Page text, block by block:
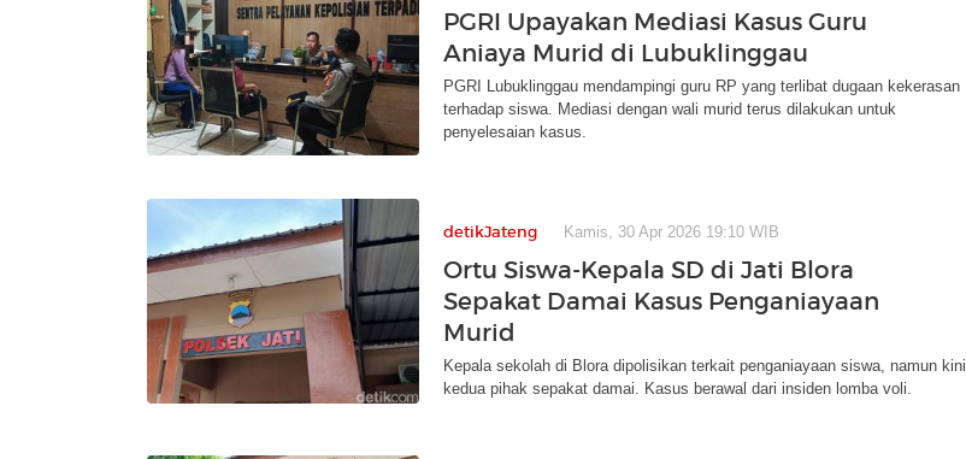
PGRI Upayakan Mediasi Kasus Guru
Aniaya Murid di Lubuklinggau
PGRI Lubuklinggau mendampingi guru RP yang terlibat dugaan kekerasan
terhadap siswa. Mediasi dengan wali murid terus dilakukan untuk
penyelesaian kasus.
detikJateng Kamis, 30 Apr 2026 19:10 WIB
Ortu Siswa-Kepala SD di Jati Blora
Sepakat Damai Kasus Penganiayaan
Murid
Kepala sekolah di Blora dipolisikan terkait penganiayaan siswa, namun kini
kedua pihak sepakat damai. Kasus berawal dari insiden lomba voli.